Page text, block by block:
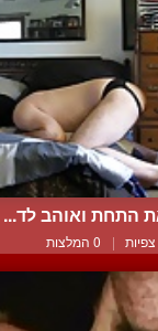
התחת ואוהב לד...
| 0 המלצות